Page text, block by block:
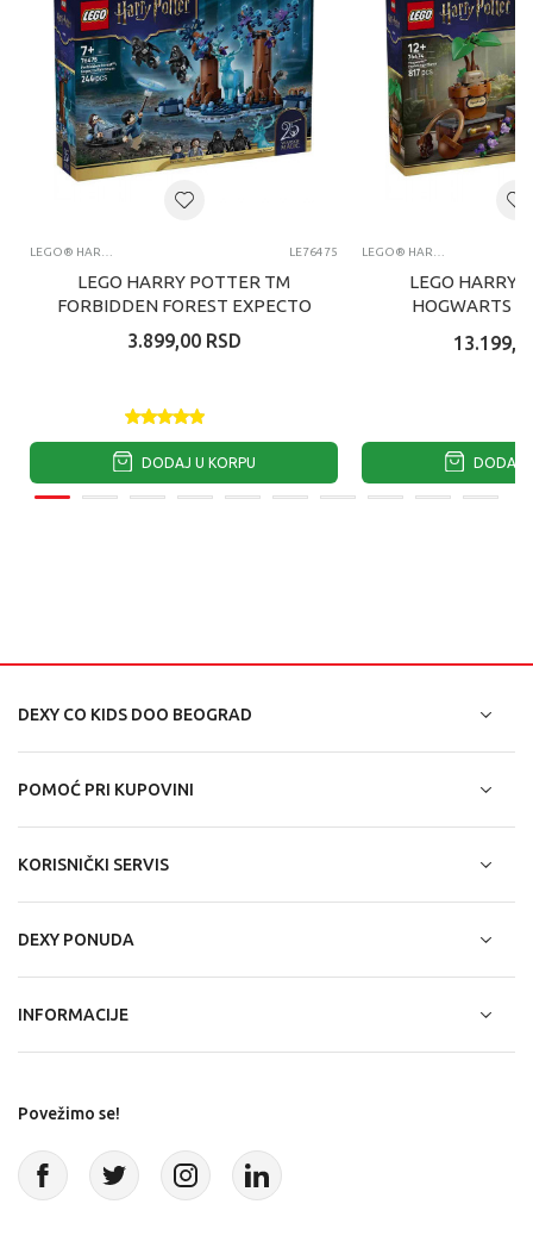
LE76475
LEGO HARRY POTTER TM
FORBIDDEN FOREST EXPECTO
P
3.899,00 RSD
DODAJ U KORPU
LEGO HARRY
HOGWARTS
DODAJ
DEXY CO KIDS DOO BEOGRAD
POMOĆ PRI KUPOVINI
KORISNIČKI SERVIS
DEXY PONUDA
INFORMACIJE
Povežimo se!